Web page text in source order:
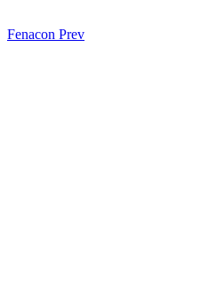
Fenacon Prev